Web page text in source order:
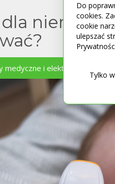
medyczne i elektromedycyna
Do
cookies.
cookie
ulepszać
Tylko